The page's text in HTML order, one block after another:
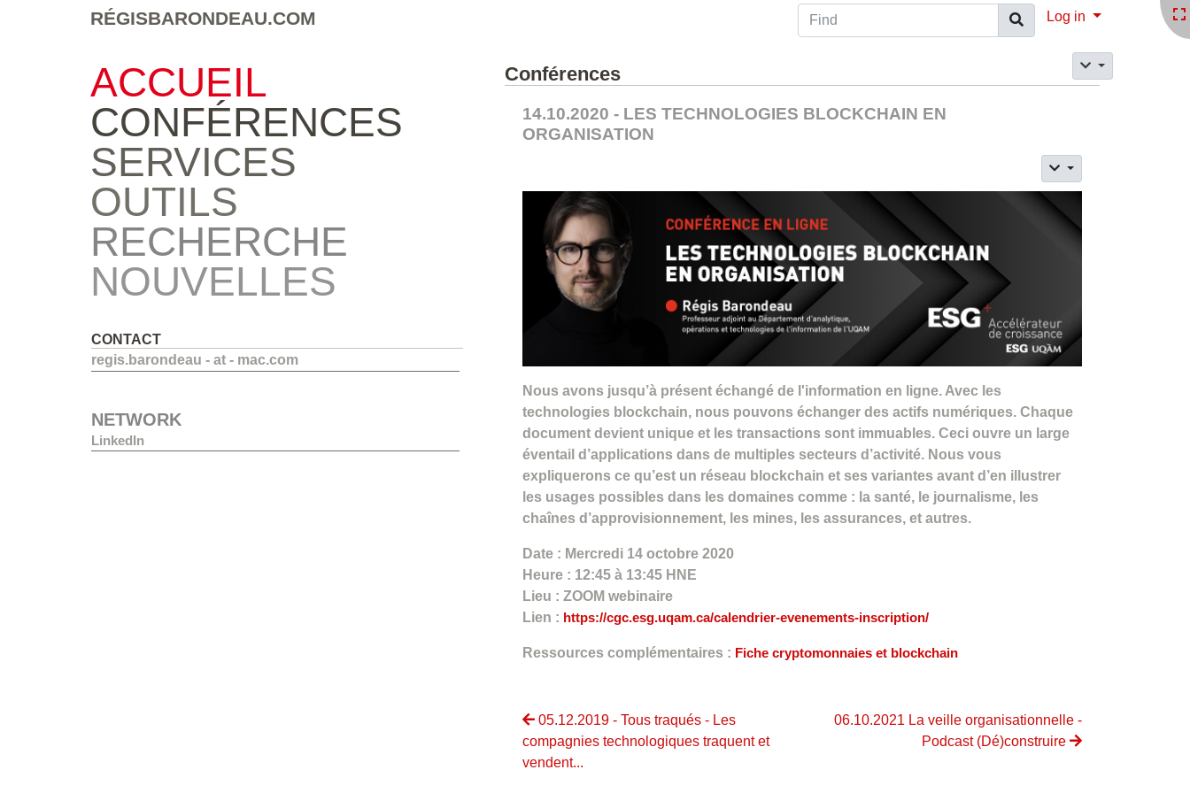
RÉGISBARONDEAU.COM Find Log in
Conférences
14.10.2020 - LES TECHNOLOGIES BLOCKCHAIN EN
ORGANISATION
Nous avons jusqu’à présent échangé de l'information en ligne. Avec les
technologies blockchain, nous pouvons échanger des actifs numériques. Chaque
document devient unique et les transactions sont immuables. Ceci ouvre un large
éventail d’applications dans de multiples secteurs d’activité. Nous vous
expliquerons ce qu’est un réseau blockchain et ses variantes avant d’en illustrer
les usages possibles dans les domaines comme : la santé, le journalisme, les
chaînes d’approvisionnement, les mines, les assurances, et autres.
Date : Mercredi 14 octobre 2020
Heure : 12:45 à 13:45 HNE
Lieu : ZOOM webinaire
Lien : https://cgc.esg.uqam.ca/calendrier-evenements-inscription/
Ressources complémentaires : Fiche cryptomonnaies et blockchain
05.12.2019 - Tous traqués - Les
compagnies technologiques traquent et
vendent...
06.10.2021 La veille organisationnelle -
Podcast (Dé)construire
ACCUEIL
CONFÉRENCES
SERVICES
OUTILS
RECHERCHE
NOUVELLES
CONTACT
regis.barondeau - at - mac.com
NETWORK
LinkedIn